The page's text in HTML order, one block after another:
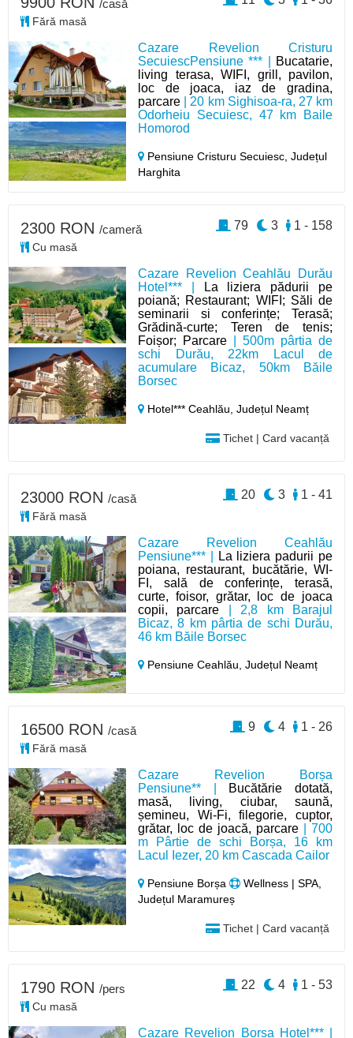
Cazare Revelion Cristuru
SecuiescPensiune *** |
Bucatarie,
living terasa, WIFI, grill, pavilon,
loc de joaca, iaz de gradina,
parcare | 20 km Sighisoa-ra, 27 km
Odorheiu Secuiesc, 47 km Baile
Homorod
Pensiune Cristuru Secuiesc,Județul
Harghita
/casă
Fără masă
Cazare Revelion Ceahlău Durău
Hotel*** |
La liziera pădurii pe
poiană; Restaurant; WIFI; Săli de
seminarii si conferințe; Terasă;
Grădină-curte; Teren de tenis;
Foișor; Parcare | 500m pârtia de
schi Durău, 22km Lacul de
acumulare Bicaz, 50km Băile
Borsec
Hotel*** Ceahlău,Județul Neamț
Tichet | Card vacanță
2300 RON /cameră
Cu masă
1 - 158
3
79
Cazare Revelion Ceahlău
Pensiune*** |
La liziera padurii pe
poiana, restaurant, bucătărie, WI-
FI, sală de conferințe, terasă,
curte, foisor, grătar, loc de joaca
copii, parcare | 2,8 km Barajul
Bicaz, 8 km pârtia de schi Durău,
46 km Băile Borsec
Pensiune Ceahlău,Județul Neamț
23000 RON /casă
Fără masă
1 - 41
3
20
Cazare Revelion Borșa
Pensiune** | Bucătărie dotată,
masă, living, ciubar, saună,
șemineu, Wi-Fi, filegorie, cuptor,
grătar, loc de joacă, parcare | 700
m Pârtie de schi Borșa, 16 km
Lacul Iezer, 20 km Cascada Cailor
Pensiune Borșa
Wellness | SPA,
Județul Maramureș
Tichet | Card vacanță
16500 RON /casă
Fără masă
1 - 26
4
9
Cazare Revelion Borsa Hotel*** |
1790 RON /pers
Cu masă
1 - 53
4
22